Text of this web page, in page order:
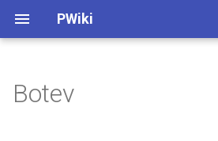
PWiki
Botev Sofia Dashboard
Botev